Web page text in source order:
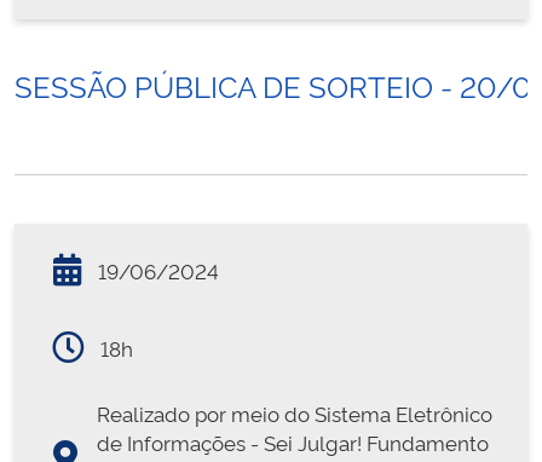
SESSÃO PÚBLICA DE SORTEIO - 20/
19/06/2024
18h
Realizado por meio do Sistema Eletrônico
de Informações - Sei Julgar! Fundamento